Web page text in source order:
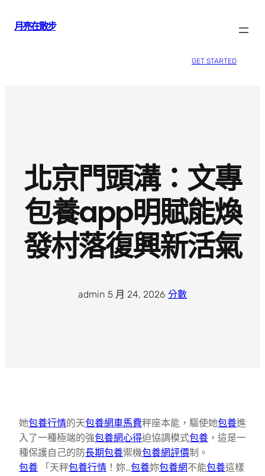
月亮在散步
GET STARTED
北京門頭溝：文專
包養app明賦能煥
發村落復興新活氣
admin 5 月 24, 2026 分數
她包養行情的天包養網車馬費秤座本能，驅使她包養進
入了一種極端的強包養網心得迫協調模式包養 ，這是一
種保護自己的防長期包養禦機包養網評價制。
包養 「天秤包養行情 ！妳…包養妳包養網不能包養這樣